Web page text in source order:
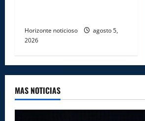
Horizonte noticioso
agosto 5,
2026
MAS NOTICIAS